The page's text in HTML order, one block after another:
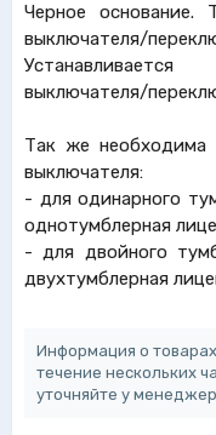
Черное основание.
выключателя/
выключателя/
Так же необходима
выключателя:
- для одинарного
однотумблерная
- для двойного
двухтумблерная
Информация о
течение нескольких
уточняйте у